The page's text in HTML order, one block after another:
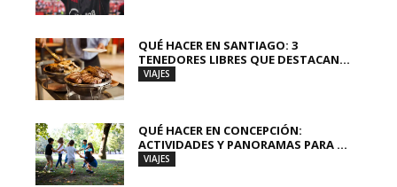
QUÉ HACER EN SANTIAGO: 3
TENEDORES LIBRES QUE DESTACAN...
VIAJES
QUÉ HACER EN CONCEPCIÓN:
ACTIVIDADES Y PANORAMAS PARA ...
VIAJES